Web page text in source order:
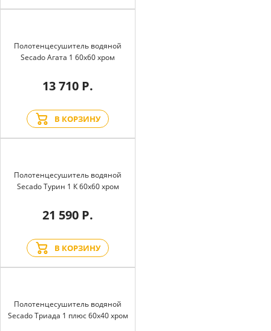
Полотенцесушитель водяной
Secado Агата 1 60x60 хром
13 710 Р.
В КОРЗИНУ
Полотенцесушитель водяной
Secado Турин 1 К 60x60 хром
21 590 Р.
В КОРЗИНУ
Полотенцесушитель водяной
Secado Триада 1 плюс 60x40 хром